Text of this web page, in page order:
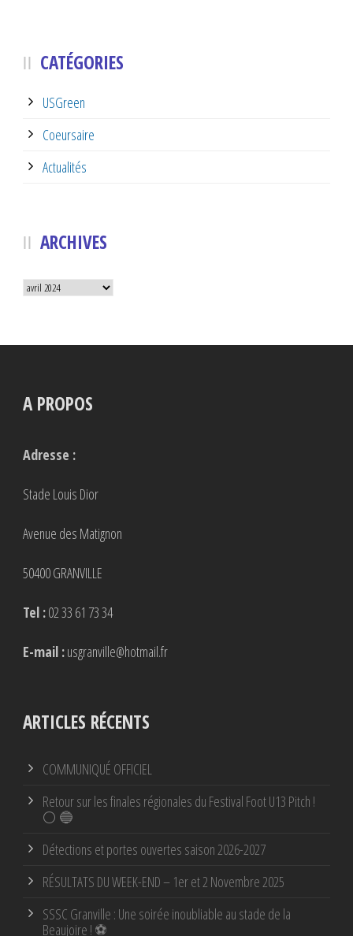
CATÉGORIES
USGreen
Coeursaire
Actualités
ARCHIVES
Archives
A PROPOS
Adresse :
Stade Louis Dior
Avenue des Matignon
50400 GRANVILLE
Tel :02 33 61 73 34
E-mail :usgranville@hotmail.fr
ARTICLES RÉCENTS
COMMUNIQUÉ OFFICIEL
Retour sur les finales régionales du Festival Foot U13 Pitch !
⚪ 🔵
Détections et portes ouvertes saison 2026-2027
RÉSULTATS DU WEEK-END – 1er et 2 Novembre 2025
SSSC Granville : Une soirée inoubliable au stade de la
Beaujoire ! ⚽